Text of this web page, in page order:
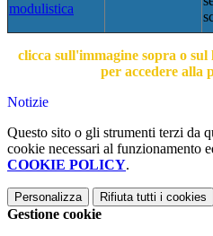
clicca sull'immagine sopra o
per accedere alla
Notizie
Questo sito o gli strumenti terzi da
cookie necessari al funzionamento
COOKIE POLICY.
Personalizza Rifiuta tutti i cookies
Gestione cookie